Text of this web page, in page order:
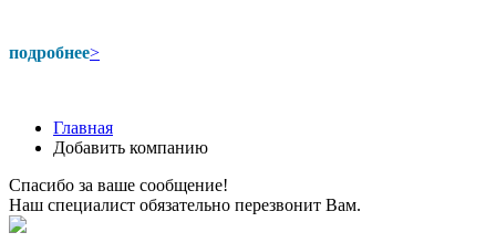
подробнее>
Главная
Добавить компанию
Спасибо за ваше сообщение!
Наш специалист обязательно перезвонит Вам.